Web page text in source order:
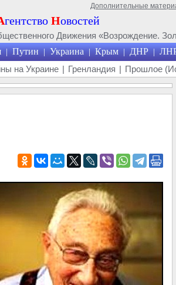
Дополнительные
гентство Новостей
Движения «Возрождение.
| Путин | Украина | Крым | ДНР |
на Украине | Гренландия | Прошлое